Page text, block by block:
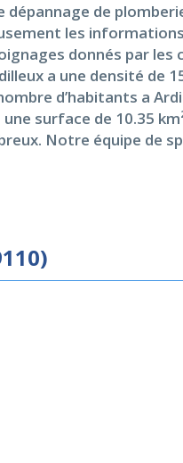
de
les
donnés par
a une densité de
d’habitants a
surface de 10.35
Notre équipe de